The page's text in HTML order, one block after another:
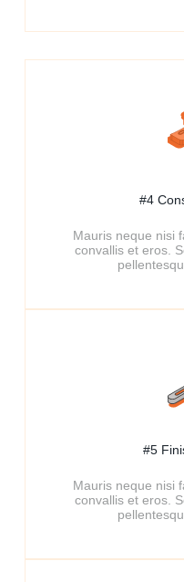
#4
Mauris neque nisi
convallis et eros.
#5
Mauris neque nisi
convallis et eros.